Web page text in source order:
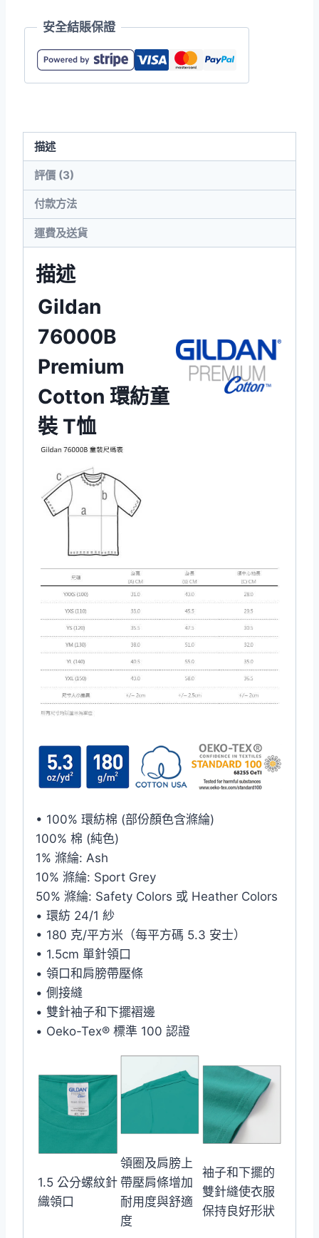
Cotton安全結賬保證
描述
評價 (3)
付款方法
運費及送貨
描述
Gildan
76000B
Premium
Cotton 環紡童
裝 T恤
• 100% 環紡棉 (部份顏色含滌綸)
100% 棉 (純色)
1% 滌綸: Ash
10% 滌綸: Sport Grey
50% 滌綸: Safety Colors 或 Heather Colors
• 環紡 24/1 紗
• 180 克/平方米（每平方碼 5.3 安士）
• 1.5cm 單針領口
• 領口和肩膀帶壓條
• 側接縫
• 雙針袖子和下擺褶邊
• Oeko-Tex® 標準 100 認證
1.5 公分螺紋針
織領口
領圈及肩膀上
帶壓肩條增加
耐用度與舒適
度
袖子和下擺的
雙針縫使衣服
保持良好形狀